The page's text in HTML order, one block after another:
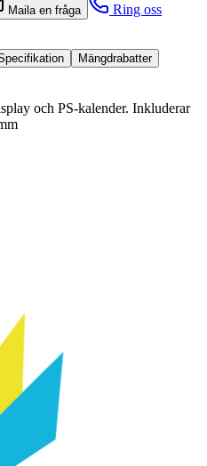
Maila en fråga Ring oss
Mängdrabatter
och PS-kalender. Inkluderar